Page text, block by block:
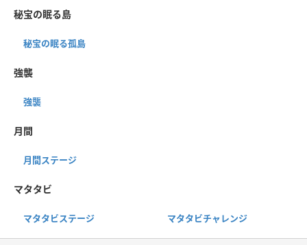
秘宝の眠る島
秘宝の眠る孤島
強襲
強襲
月間
月間ステージ
マタタビ
マタタビステージ マタタビチャレンジ